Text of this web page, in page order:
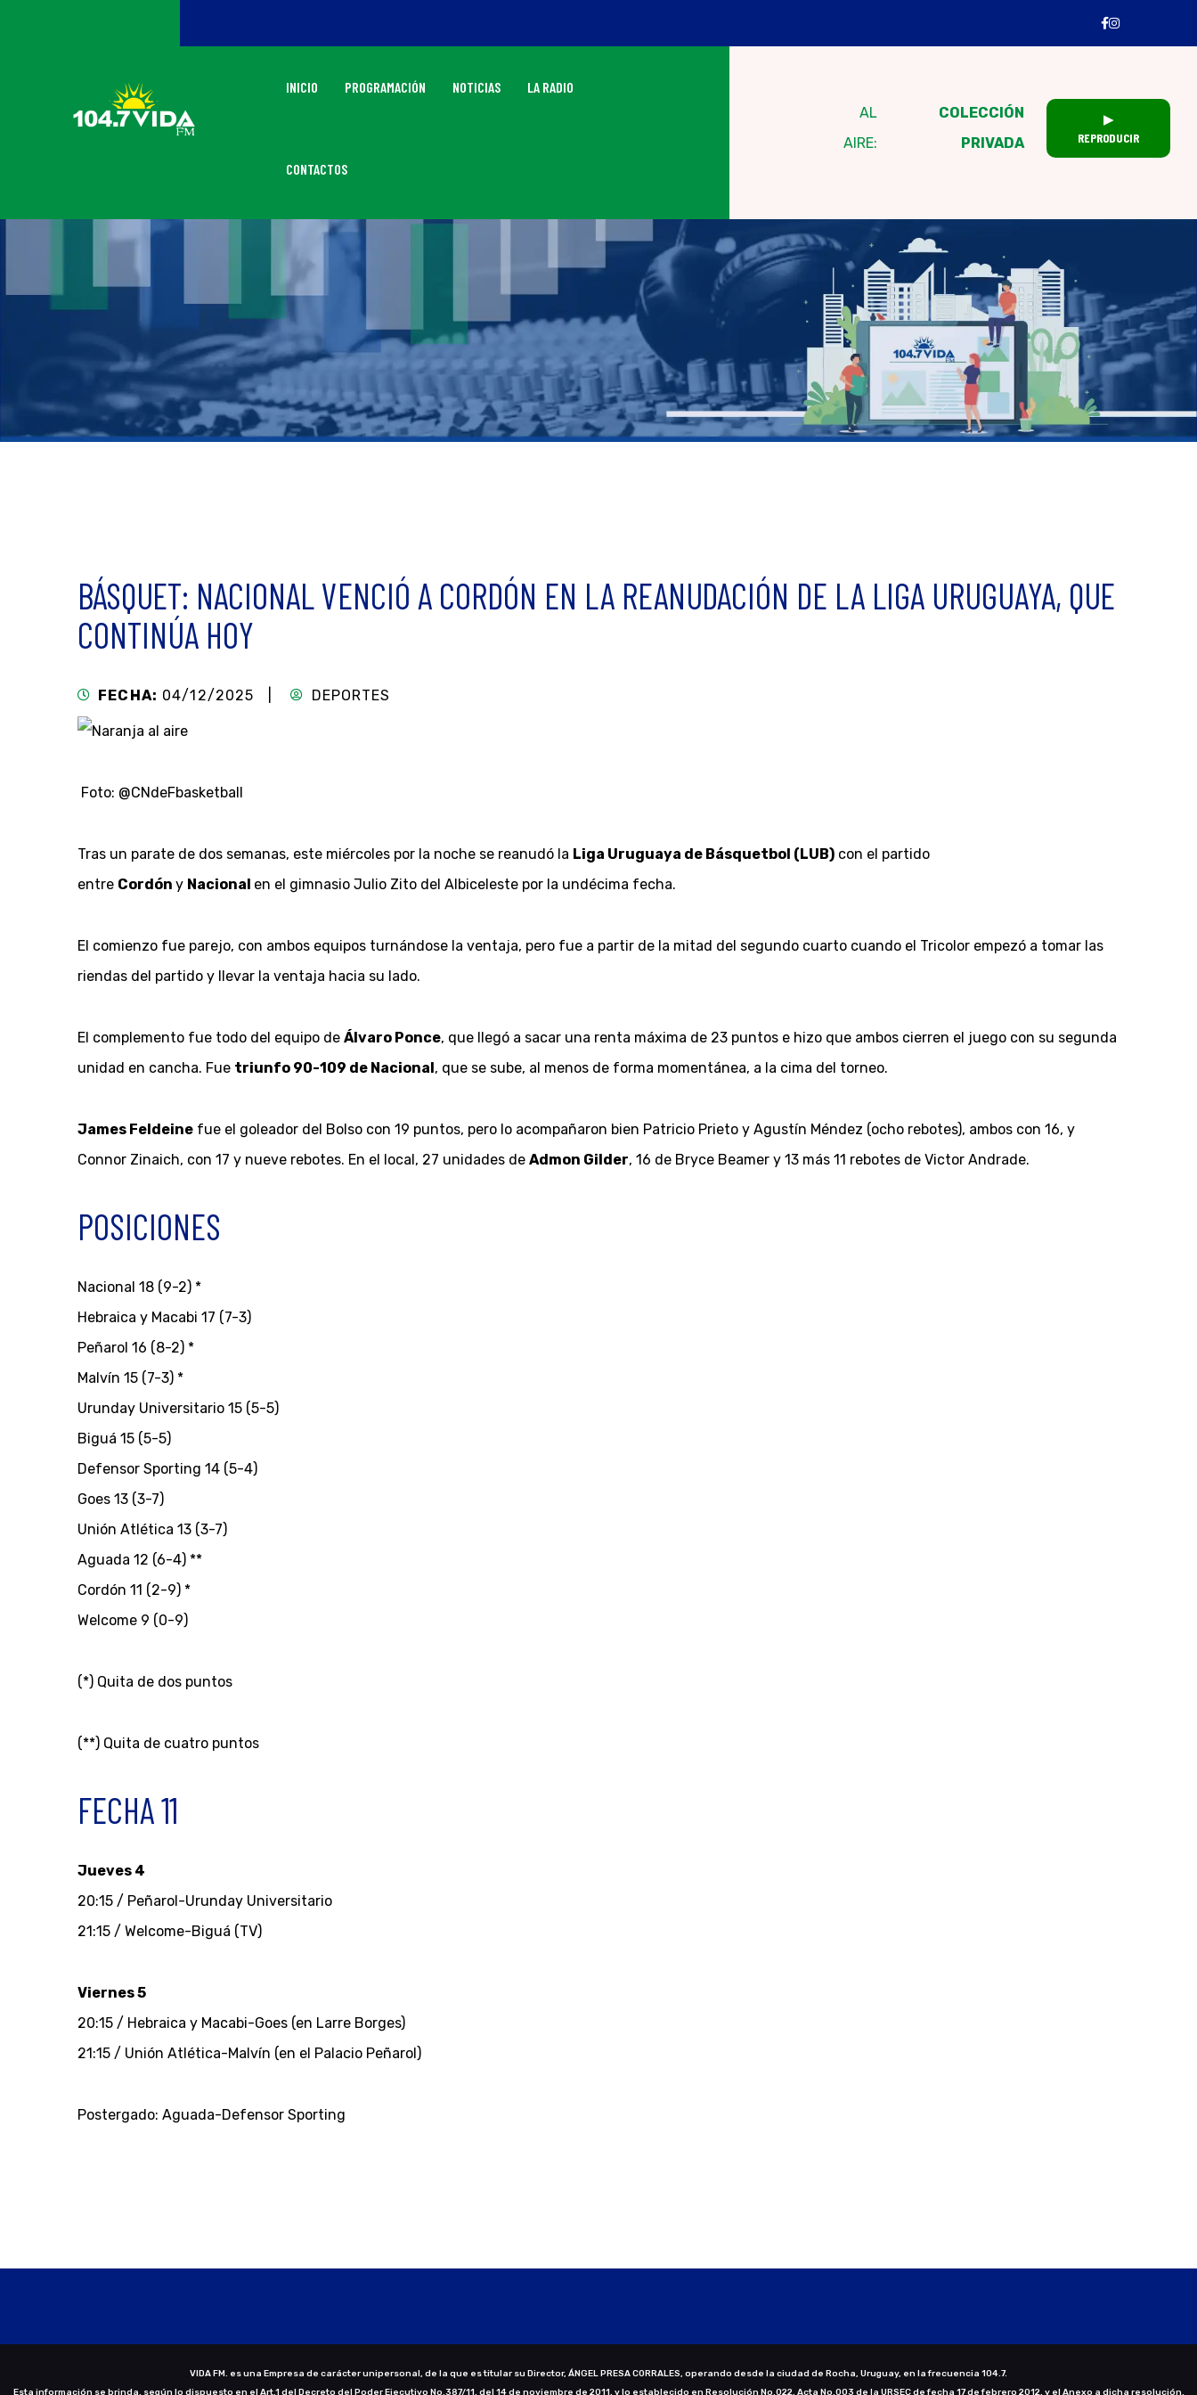
INICIO PROGRAMACIÓN NOTICIAS LA RADIO
CONTACTOS
AL
AIRE:
COLECCIÓN
PRIVADA
▶
REPRODUCIR
BÁSQUET: NACIONAL VENCIÓ A CORDÓN EN LA REANUDACIÓN DE LA LIGA URUGUAYA, QUE
CONTINÚA HOY
FECHA: 04/12/2025 | DEPORTES
Foto: @CNdeFbasketball
Tras un parate de dos semanas, este miércoles por la noche se reanudó la Liga Uruguaya de Básquetbol (LUB) con el partido
entre Cordón y Nacional en el gimnasio Julio Zito del Albiceleste por la undécima fecha.
El comienzo fue parejo, con ambos equipos turnándose la ventaja, pero fue a partir de la mitad del segundo cuarto cuando el Tricolor empezó a tomar las
riendas del partido y llevar la ventaja hacia su lado.
El complemento fue todo del equipo de Álvaro Ponce, que llegó a sacar una renta máxima de 23 puntos e hizo que ambos cierren el juego con su segunda
unidad en cancha. Fue triunfo 90-109 de Nacional, que se sube, al menos de forma momentánea, a la cima del torneo.
James Feldeine fue el goleador del Bolso con 19 puntos, pero lo acompañaron bien Patricio Prieto y Agustín Méndez (ocho rebotes), ambos con 16, y
Connor Zinaich, con 17 y nueve rebotes. En el local, 27 unidades de Admon Gilder, 16 de Bryce Beamer y 13 más 11 rebotes de Victor Andrade.
POSICIONES
Nacional 18 (9-2) *
Hebraica y Macabi 17 (7-3)
Peñarol 16 (8-2) *
Malvín 15 (7-3) *
Urunday Universitario 15 (5-5)
Biguá 15 (5-5)
Defensor Sporting 14 (5-4)
Goes 13 (3-7)
Unión Atlética 13 (3-7)
Aguada 12 (6-4) **
Cordón 11 (2-9) *
Welcome 9 (0-9)
(*) Quita de dos puntos
(**) Quita de cuatro puntos
FECHA 11
Jueves 4
20:15 / Peñarol-Urunday Universitario
21:15 / Welcome-Biguá (TV)
Viernes 5
20:15 / Hebraica y Macabi-Goes (en Larre Borges)
21:15 / Unión Atlética-Malvín (en el Palacio Peñarol)
Postergado: Aguada-Defensor Sporting
VIDA FM. es una Empresa de carácter unipersonal, de la que es titular su Director, ÁNGEL PRESA CORRALES, operando desde la ciudad de Rocha, Uruguay, en la frecuencia 104.7.
Esta información se brinda, según lo dispuesto en el Art.1 del Decreto del Poder Ejecutivo No.387/11, del 14 de noviembre de 2011, y lo establecido en Resolución No.022, Acta No.003 de la URSEC de fecha 17 de febrero 2012, y el Anexo a dicha resolución.